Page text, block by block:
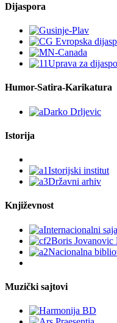
Dijaspora
Humor-Satira-Karikatura
Istorija
Književnost
Muzički sajtovi